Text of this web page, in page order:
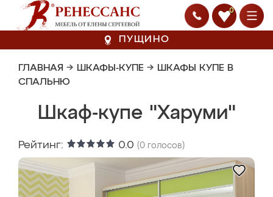
0
ПУЩИНО
ГЛАВНАЯ → ШКАФЫ-КУПЕ → ШКАФЫ КУПЕ В
СПАЛЬНЮ
Шкаф-купе "Харуми"
Рейтинг: 0.0 (0 голосов)